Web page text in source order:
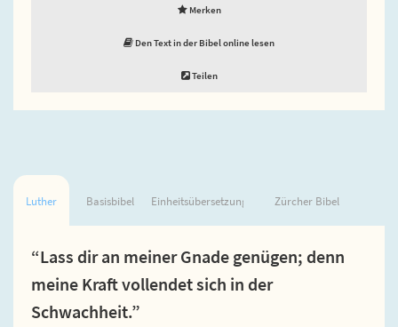
Merken
Den Text in der Bibel online lesen
Teilen
Luther Basisbibel Einheitsübersetzung Zürcher Bibel
“Lass dir an meiner Gnade genügen; denn
meine Kraft vollendet sich in der
Schwachheit.”